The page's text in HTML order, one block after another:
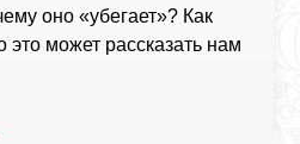
оно «убегает»? Как
это может рассказать нам